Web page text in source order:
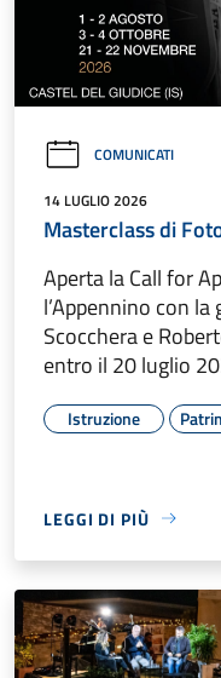
COMUNICATI
14 LUGLIO 2026
Masterclass di
Aperta la Call for
l’Appennino con
Scocchera e
entro il 20 luglio
Istruzione
LEGGI DI PIÙ